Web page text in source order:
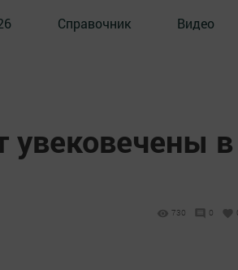
Справочник Видео
увековечены в
730 0